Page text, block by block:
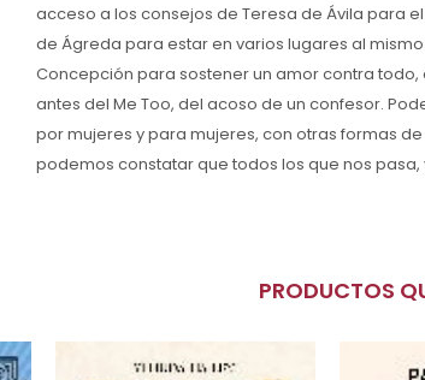
acceso a los consejos de Teresa de Ávila para
de Ágreda para estar en varios lugares al
Concepción para sostener un amor contra todo,
antes del Me Too, del acoso de un confesor.
por mujeres y para mujeres, con otras formas
podemos constatar que todos los que nos
PRODUCTOS